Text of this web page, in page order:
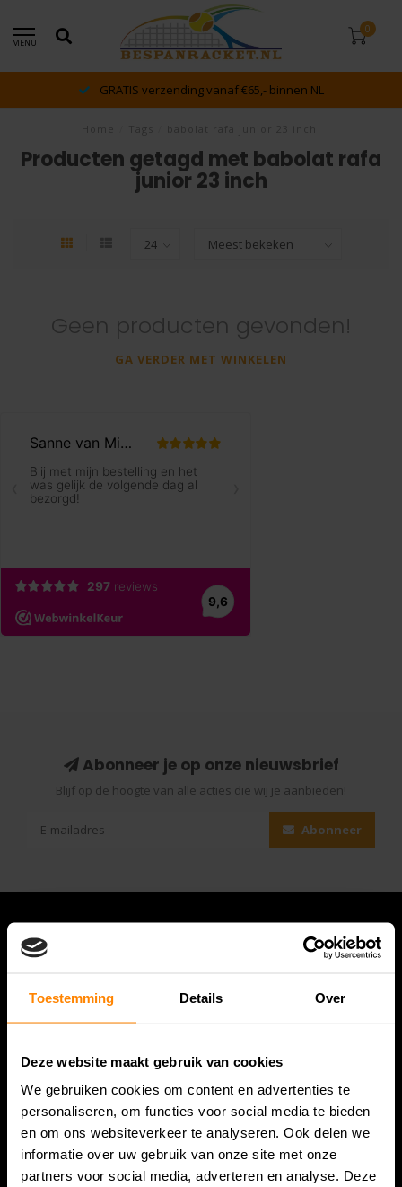
Toestemming Details Over
Deze website maakt gebruik van cookies
We gebruiken cookies om content en advertenties te
personaliseren, om functies voor social media te bieden
en om ons websiteverkeer te analyseren. Ook delen we
informatie over uw gebruik van onze site met onze
partners voor social media, adverteren en analyse. Deze
MENU
0
GRATIS verzending vanaf €65,- binnen NL
Producten getagd met babolat rafa
junior 23 inch
Geen producten gevonden!
GA VERDER MET WINKELEN
Abonneer je op onze nieuwsbrief
Blijf op de hoogte van alle acties die wij je aanbieden!
Abonneer
Bespanracket.nl is dé racketspecialist van Lelystad en
omstreken.
Snijdersstraat 6
8224 AA Lelystad